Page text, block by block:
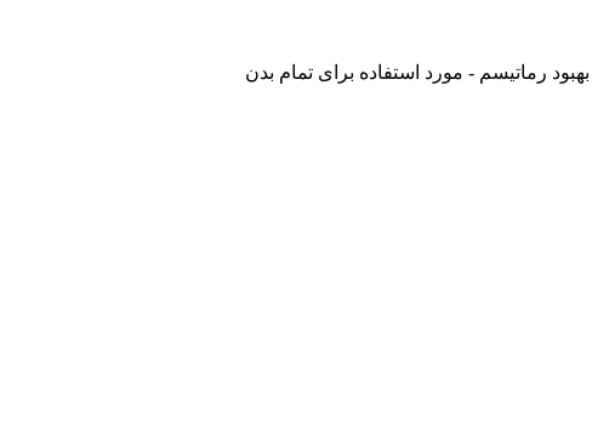
رماتیسم - مورد استفاده برای تمام بدن